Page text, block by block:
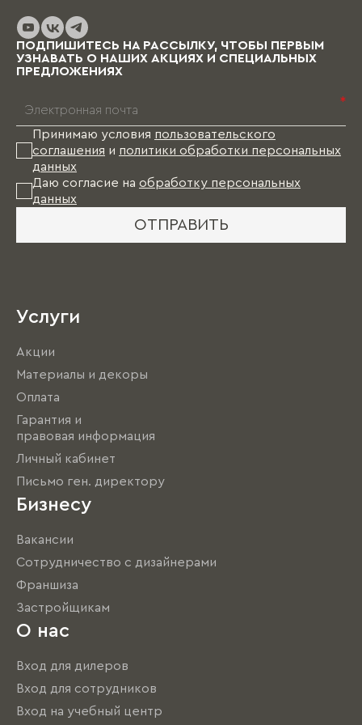
выбранных материалов и коллекции), и какое-
то время Вам в этом случае придется пожить
без мебели.
ПОДПИШИТЕСЬ НА РАССЫЛКУ, ЧТОБЫ ПЕРВЫМ
УЗНАВАТЬ О НАШИХ АКЦИЯХ И СПЕЦИАЛЬНЫХ
ПРЕДЛОЖЕНИЯХ
*
Принимаю условия пользовательского
соглашения и политики обработки персональных
данных
Даю согласие на обработку персональных
данных
ОТПРАВИТЬ
Услуги
Акции
Материалы и декоры
Оплата
Гарантия и
правовая информация
Личный кабинет
Письмо ген. директору
Бизнесу
Вакансии
Сотрудничество с дизайнерами
Франшиза
Застройщикам
О нас
Вход для дилеров
Вход для сотрудников
Вход на учебный центр